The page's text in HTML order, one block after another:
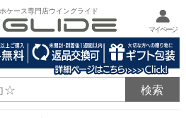
ケース専門店ウイングライド
マイページ